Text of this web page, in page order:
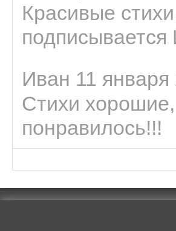
Красивые
Иван 11
Стихи
понравилось!!!